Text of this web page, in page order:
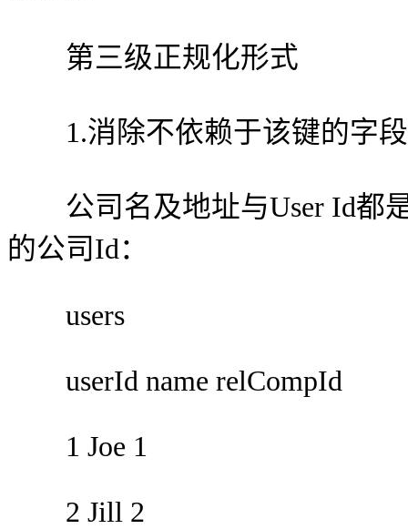
第三级正规化形式
1.消除不依赖于该键的字段
公司名及地址与User Id都
的公司Id：
users
userId name relCompId
1 Joe 1
2 Jill 2